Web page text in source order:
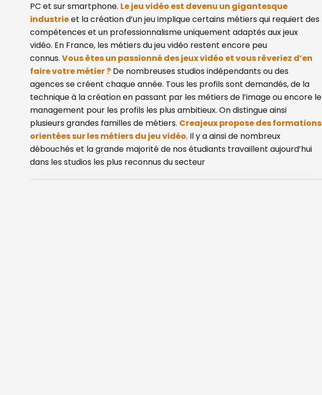
PC et sur smartphone. Le jeu vidéo est devenu un gigantesque
industrieet la création d’un jeu implique certains métiers qui requiert des
compétences et un professionnalisme uniquement adaptés aux jeux
vidéo. En France, les métiers du jeu vidéo restent encore peu
connus. Vous êtes un passionné des jeux vidéo et vous rêveriez d’en
faire votre métier ?De nombreuses studios indépendants ou des
agences se créent chaque année. Tous les profils sont demandés, de la
technique à la création en passant par les métiers de l’image ou encore le
management pour les profils les plus ambitieux. On distingue ainsi
plusieurs grandes familles de métiers. Creajeux propose desformations
orientées sur les métiers du jeu vidéo. Il y a ainsi de nombreux
débouchés et la grande majorité de nos étudiants travaillent aujourd’hui
dans les studios les plus reconnus du secteur